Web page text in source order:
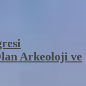
Arkeoloji ve